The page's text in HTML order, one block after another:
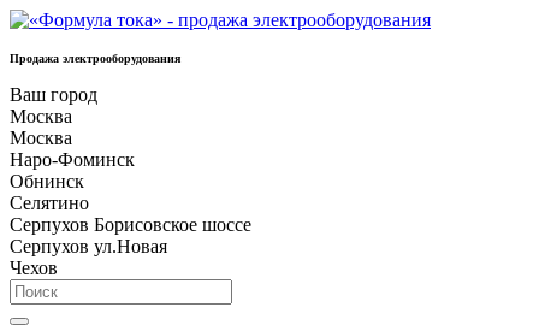
Продажа электрооборудования
Ваш город
Москва
Москва
Наро-Фоминск
Обнинск
Селятино
Серпухов Борисовское шоссе
Серпухов ул.Новая
Чехов